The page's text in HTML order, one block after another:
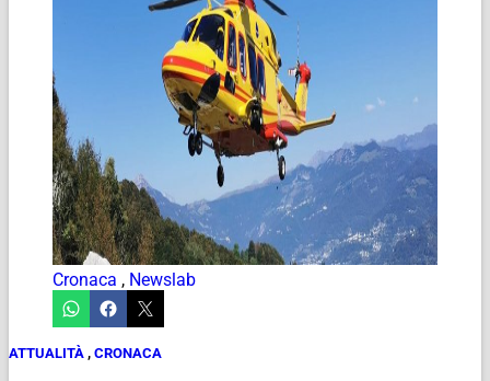
Cronaca , Newslab
ATTUALITÀ , CRONACA